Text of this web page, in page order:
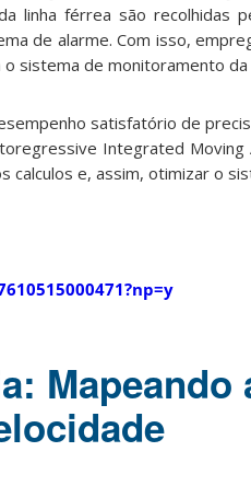
linha férrea são recolhidas
de alarme. Com isso,
sistema de monitoramento
satisfatório de
Integrated Moving
calculos e, assim, otimizar o
Mapeando